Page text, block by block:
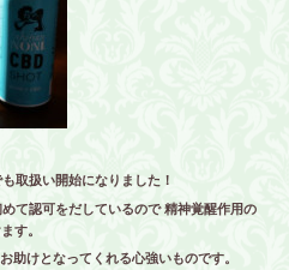
取扱い開始になりました！
て認可をだしているので 精神覚醒作用の
す。
助けとなってくれる心強いものです。